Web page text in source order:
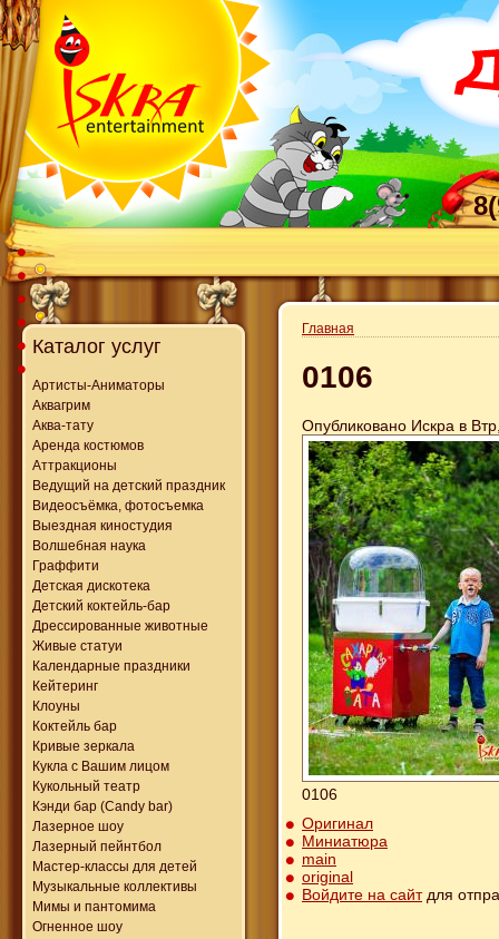
Каталог услуг
Артисты-Аниматоры
Аквагрим
Аква-тату
Аренда костюмов
Аттракционы
Ведущий на детский праздник
Видеосъёмка, фотосъемка
Выездная киностудия
Волшебная наука
Граффити
Детская дискотека
Детский коктейль-бар
Дрессированные животные
Живые статуи
Календарные праздники
Кейтеринг
Клоуны
Коктейль бар
Кривые зеркала
Кукла с Вашим лицом
Кукольный театр
Кэнди бар (Candy bar)
Лазерное шоу
Лазерный пейнтбол
Мастер-классы для детей
Музыкальные коллективы
Мимы и пантомима
Огненное шоу
Главная
0106
Опубликовано Искра в
0106
Оригинал
Миниатюра
main
original
Войдите на сайтдля